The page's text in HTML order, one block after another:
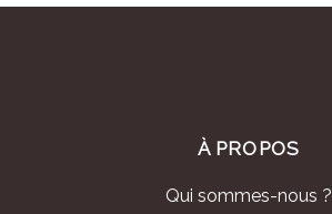
À PROPOS
Qui sommes-nous ?